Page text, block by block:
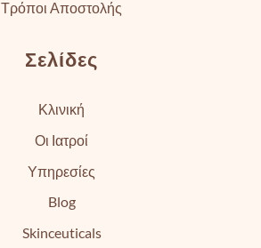
Τρόποι Αποστολής
Σελίδες
Κλινική
Οι Ιατροί
Υπηρεσίες
Blog
Skinceuticals